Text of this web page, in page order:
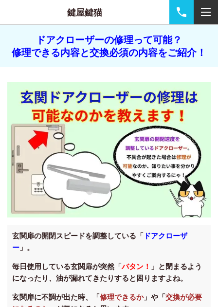
鍵屋鍵猫
ドアクローザーの修理って可能？
修理できる内容と交換必須の内容をご紹介！
玄関扉の開閉スピードを調整している「 ドアクローザ
ー 」。
毎日使用している玄関扉が突然「バタン！
」と閉まるよう
になったり、油が漏れてきたりすると困りますよね。
玄関扉に不調が出た時、「修理できるか」や「交換が必要